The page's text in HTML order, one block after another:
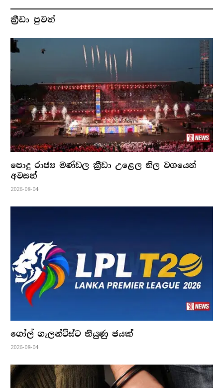
ක්‍රීඩා පුවත්
පොදු රාජ්‍ය මණ්ඩල ක්‍රීඩා උළෙල නිල වශයෙන්
අවසන්
2026-08-04
ගෝල් ගැලන්ට්ස්ට තියුණු ජයක්
2026-08-04